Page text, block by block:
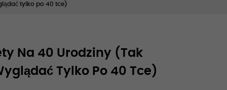
tylko po 40 tce)
Na 40 Urodziny (Tak
Tylko Po 40 Tce)